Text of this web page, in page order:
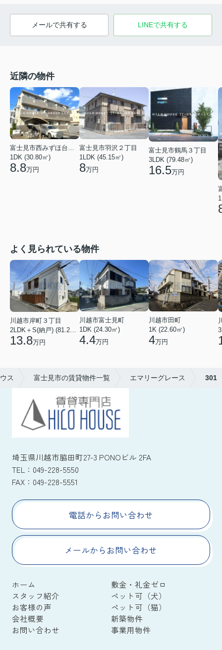
メールで共有する LINEで共有する
近隣の物件
1DK (30.80㎡)
8.8万円
富士見市羽沢２丁目
1LDK (45.15㎡)
8万円
富士見市鶴馬３丁目
3LDK (79.48㎡)
16.5万円
よく見られている物件
川越市岸町３丁目
13.8万円
川越市富士見町
1DK (24.30㎡)
4.4万円
川越市田町
1K (22.60㎡)
4万円
ス 富士見市の賃貸物件一覧 エマリーグレース 301
埼玉県川越市脇田町27-3 PONOビル 2FA
TEL： 049-228-5550
FAX： 049-228-5551
電話からお問い合わせ
メールからお問い合わせ
ホーム
敷金・礼金ゼロ
スタッフ紹介
ペット可（犬）
お客様の声
ペット可（猫）
会社概要
新築物件
お問い合わせ
事業用物件